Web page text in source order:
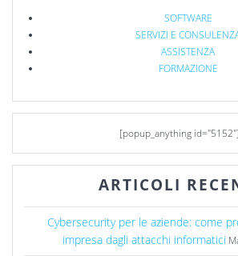
SOFTWARE
SERVIZI E
ASSISTENZA
FORMAZIONE
[popup_anything id="5152"]
ARTICOLI
Cybersecurity per le aziende: come
impresa dagli attacchi informatici